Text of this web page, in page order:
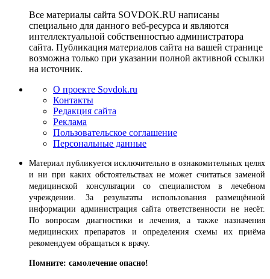
Все материалы сайта SOVDOK.RU написаны
специально для данного веб-ресурса и являются
интеллектуальной собственностью администратора
сайта. Публикация материалов сайта на вашей странице
возможна только при указании полной активной ссылки
на источник.
О проекте Sovdok.ru
Контакты
Редакция сайта
Реклама
Пользовательское соглашение
Персональные данные
Материал публикуется исключительно в ознакомительных целях
и ни при каких обстоятельствах не может считаться заменой
медицинской консультации со специалистом в лечебном
учреждении. За результаты использования размещённой
информации администрация сайта ответственности не несёт.
По вопросам диагностики и лечения, а также назначения
медицинских препаратов и определения схемы их приёма
рекомендуем обращаться к врачу.
Помните: самолечение опасно!